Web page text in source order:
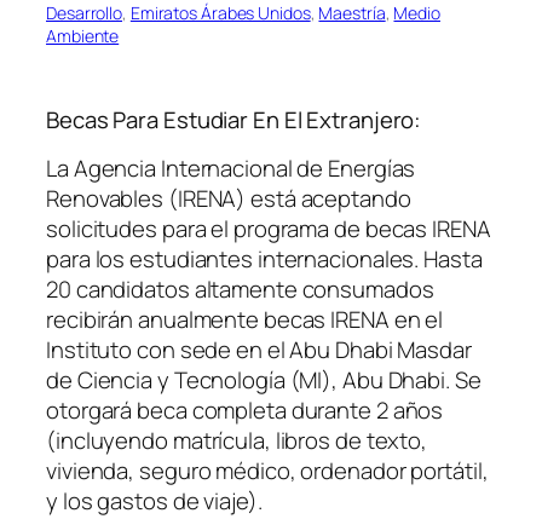
Desarrollo, Emiratos Árabes Unidos, Maestría, Medio
Ambiente
Becas Para Estudiar En El Extranjero:
La Agencia Internacional de Energías
Renovables (IRENA) está aceptando
solicitudes para el programa de becas IRENA
para los estudiantes internacionales. Hasta
20 candidatos altamente consumados
recibirán anualmente becas IRENA en el
Instituto con sede en el Abu Dhabi Masdar
de Ciencia y Tecnología (MI), Abu Dhabi. Se
otorgará beca completa durante 2 años
(incluyendo matrícula, libros de texto,
vivienda, seguro médico, ordenador portátil,
y los gastos de viaje).